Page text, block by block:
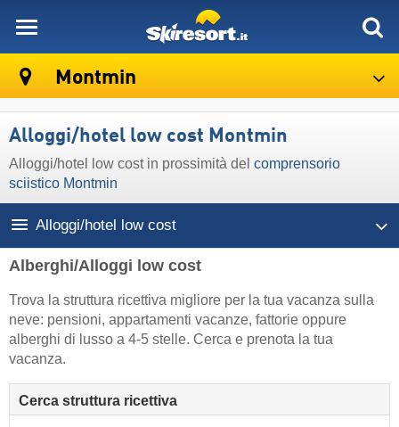
Montmin
Alloggi/hotel low cost Montmin
Alloggi/hotel low cost in prossimità del comprensorio
sciistico Montmin
Alloggi/hotel low cost
Alberghi/Alloggi low cost
Trova la struttura ricettiva migliore per la tua vacanza sulla
neve: pensioni, appartamenti vacanze, fattorie oppure
alberghi di lusso a 4-5 stelle. Cerca e prenota la tua
vacanza.
Cerca struttura ricettiva